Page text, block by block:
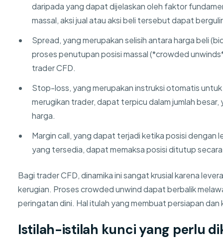
daripada yang dapat dijelaskan oleh faktor
massal, aksi jual atau aksi beli tersebut dapat
Spread, yang merupakan selisih antara harga beli
proses penutupan posisi massal (*crowded
trader CFD.
Stop-loss, yang merupakan instruksi otomatis
merugikan trader, dapat terpicu dalam jumlah
harga.
Margin call, yang dapat terjadi ketika posisi dengan
yang tersedia, dapat memaksa posisi ditutup
Bagi trader CFD, dinamika ini sangat krusial karena
kerugian. Proses crowded unwind dapat berbalik
peringatan dini. Hal itulah yang membuat persiapan
Istilah-istilah kunci yang perlu